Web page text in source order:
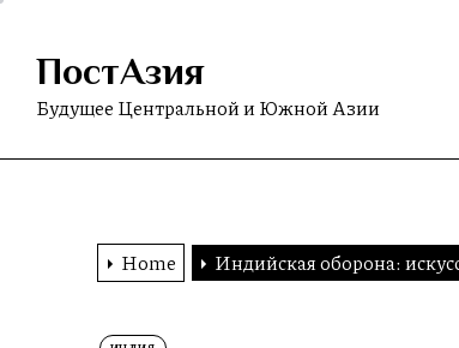
Skip
content
ПостАзия
Будущее Центральной и Южной Азии
Home Индийская оборона: